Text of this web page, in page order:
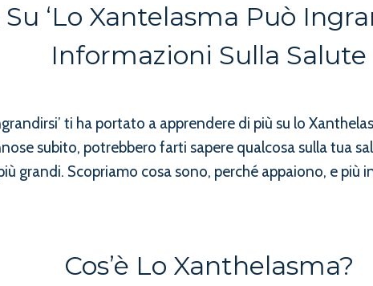
‘Lo Xantelasma Può
Informazioni Sulla Salute
ti ha portato a apprendere di più su lo
subito, potrebbero farti sapere qualcosa sulla tua
grandi. Scopriamo cosa sono, perché appaiono, e
Cos’è Lo Xanthelasma?